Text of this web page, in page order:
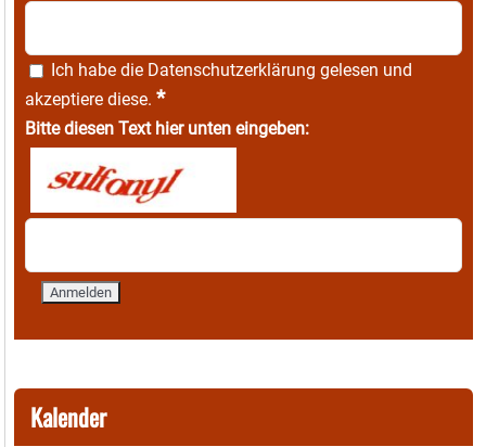
Ich habe die Datenschutzerklärung gelesen und
akzeptiere diese. *
Bitte diesen Text hier unten eingeben:
Kalender